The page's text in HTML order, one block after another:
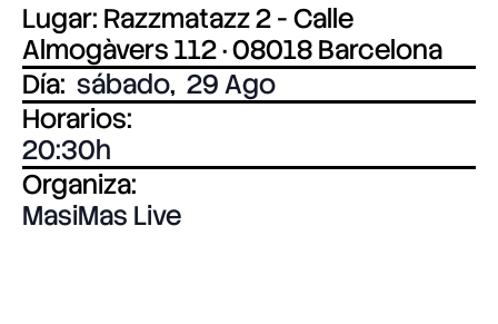
Lugar: Razzmatazz 2 - Calle
Almogàvers 112 · 08018 Barcelona
Día: sábado, 29 Ago
Horarios:
20:30
Organiza:
MasiMas Live